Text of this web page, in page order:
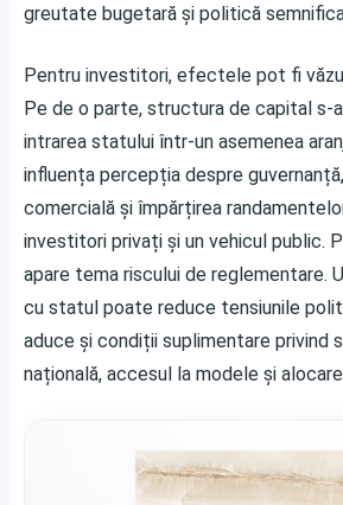
greutate bugetară și politică
Pentru investitori, efectele pot fi
Pe de o parte, structura de capital s-
intrarea statului într-un asemenea
influența percepția despre
comercială și împărțirea
investitori privați și un vehicul public.
apare tema riscului de reglementare.
cu statul poate reduce tensiunile
aduce și condiții suplimentare privind
națională, accesul la modele și